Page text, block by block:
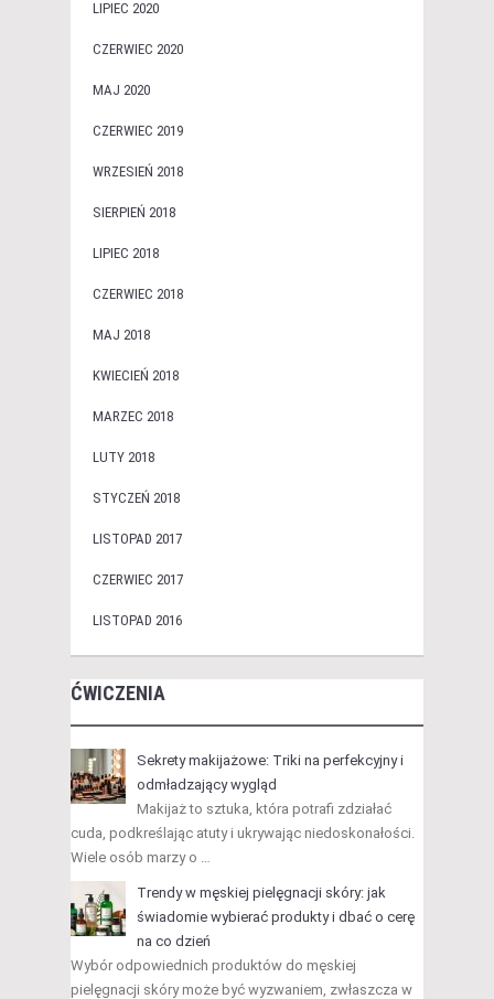
LIPIEC 2020
CZERWIEC 2020
MAJ 2020
CZERWIEC 2019
WRZESIEŃ 2018
SIERPIEŃ 2018
LIPIEC 2018
CZERWIEC 2018
MAJ 2018
KWIECIEŃ 2018
MARZEC 2018
LUTY 2018
STYCZEŃ 2018
LISTOPAD 2017
CZERWIEC 2017
LISTOPAD 2016
ĆWICZENIA
Sekrety makijażowe: Triki na perfekcyjny i
odmładzający wygląd
Makijaż to sztuka, która potrafi zdziałać
cuda, podkreślając atuty i ukrywając niedoskonałości.
Wiele osób marzy o …
Trendy w męskiej pielęgnacji skóry: jak
świadomie wybierać produkty i dbać o cerę
na co dzień
Wybór odpowiednich produktów do męskiej
pielęgnacji skóry może być wyzwaniem, zwłaszcza w